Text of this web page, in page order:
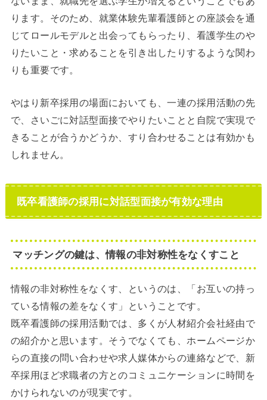
ります。そのため、就業体験先輩看護師との座談会を通
じてロールモデルと出会ってもらったり、看護学生のや
りたいこと・求めることを引き出したりするような関わ
りも重要です。
やはり新卒採用の場面においても、一連の採用活動の先
で、さいごに対話型面接でやりたいことと自院で実現で
きることが合うかどうか、すり合わせることは有効かも
しれません。
既卒看護師の採用に対話型面接が有効な理由
マッチングの鍵は、情報の非対称性をなくすこと
情報の非対称性をなくす、というのは、「お互いの持っ
ている情報の差をなくす」ということです。
既卒看護師の採用活動では、多くが人材紹介会社経由で
の紹介かと思います。そうでなくても、ホームページか
らの直接の問い合わせや求人媒体からの連絡などで、新
卒採用ほど求職者の方とのコミュニケーションに時間を
かけられないのが現実です。